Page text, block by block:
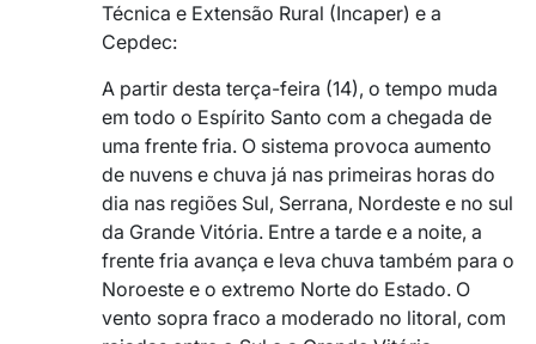
Técnica e Extensão Rural (Incaper) e a
Cepdec:
A partir desta terça-feira (14), o tempo muda
em todo o Espírito Santo com a chegada de
uma frente fria. O sistema provoca aumento
de nuvens e chuva já nas primeiras horas do
dia nas regiões Sul, Serrana, Nordeste e no sul
da Grande Vitória. Entre a tarde e a noite, a
frente fria avança e leva chuva também para o
Noroeste e o extremo Norte do Estado. O
vento sopra fraco a moderado no litoral, com